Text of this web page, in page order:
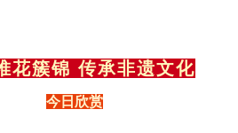
花簇锦 传承非遗文化
今日欣赏